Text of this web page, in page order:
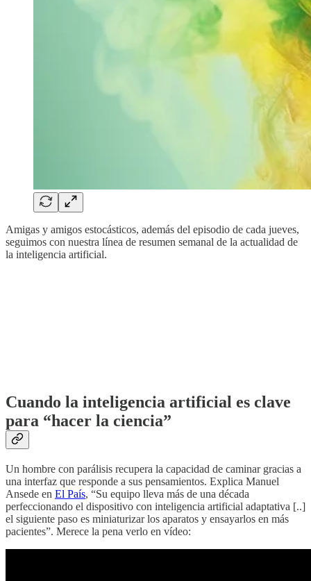
Amigas y amigos estocásticos, además del episodio de cada jueves,
seguimos con nuestra línea de resumen semanal de la actualidad de
la inteligencia artificial.
Cuando la inteligencia artificial es clave
para “hacer la ciencia”
Un hombre con parálisis recupera la capacidad de caminar gracias a
una interfaz que responde a sus pensamientos. Explica Manuel
Ansede en El País, “Su equipo lleva más de una década
perfeccionando el dispositivo con inteligencia artificial adaptativa [..]
el siguiente paso es miniaturizar los aparatos y ensayarlos en más
pacientes”. Merece la pena verlo en vídeo: